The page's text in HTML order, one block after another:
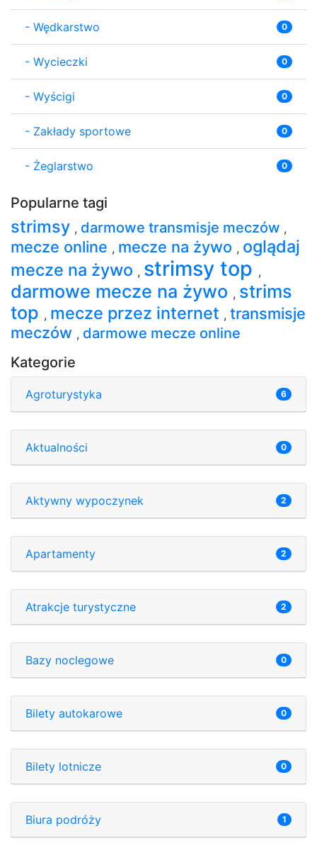
- Wędkarstwo 0
- Wycieczki 0
- Wyścigi 0
- Zakłady sportowe 0
- Żeglarstwo 0
Popularne tagi
strimsy , darmowe transmisje meczów ,
mecze online , mecze na żywo , oglądaj
mecze na żywo , strimsy top ,
darmowe mecze na żywo , strims
top , mecze przez internet , transmisje
meczów , darmowe mecze online
Kategorie
Agroturystyka 6
Aktualności 0
Aktywny wypoczynek 2
Apartamenty 2
Atrakcje turystyczne 2
Bazy noclegowe 0
Bilety autokarowe 0
Bilety lotnicze 0
Biura podróży 1